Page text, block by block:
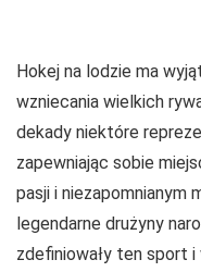
Hokej na lodzie ma
wzniecania wielkich
dekady niektóre
zapewniając sobie
pasji i niezapomnianym
legendarne drużyny
zdefiniowały ten sport i